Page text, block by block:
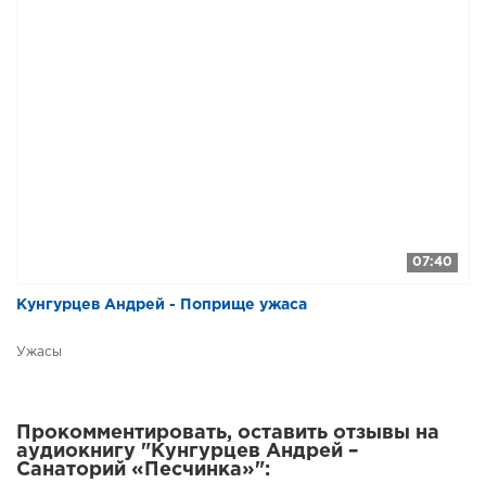
07:40
Кунгурцев Андрей - Поприще ужаса
Ужасы
Прокомментировать, оставить отзывы на
аудиокнигу "Кунгурцев Андрей –
Санаторий «Песчинка»":